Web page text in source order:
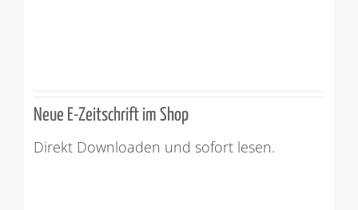
Neue E-Zeitschrift im Shop
Direkt Downloaden und sofort lesen.